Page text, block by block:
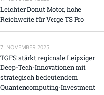
Leichter Donut Motor, hohe
Reichweite für Verge TS Pro
7. NOVEMBER 2025
TGFS stärkt regionale Leipziger
Deep-Tech-Innovationen mit
strategisch bedeutendem
Quantencomputing-Investment